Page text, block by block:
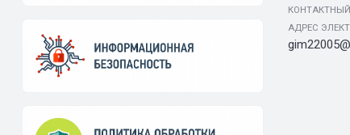
АДРЕС